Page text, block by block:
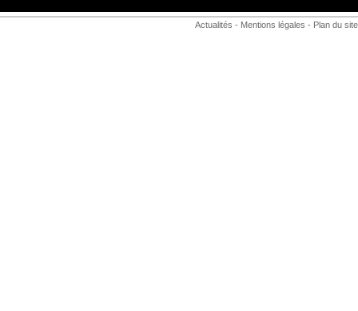
Actualités - Mentions légales - Plan du site